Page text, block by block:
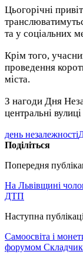
Цьогорічні
та у соціальних
Крім того,
проведення
міста.
З нагоди Дня
центральні
день незалежності
Поділіться
Попередня
На Львівщині
ДТП
Наступна
Самоосвіта і
форумом Складчик